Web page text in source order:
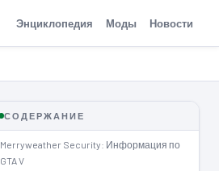
Энциклопедия Моды Новости
СОДЕРЖАНИЕ
Merryweather Security: Информация по
GTA V